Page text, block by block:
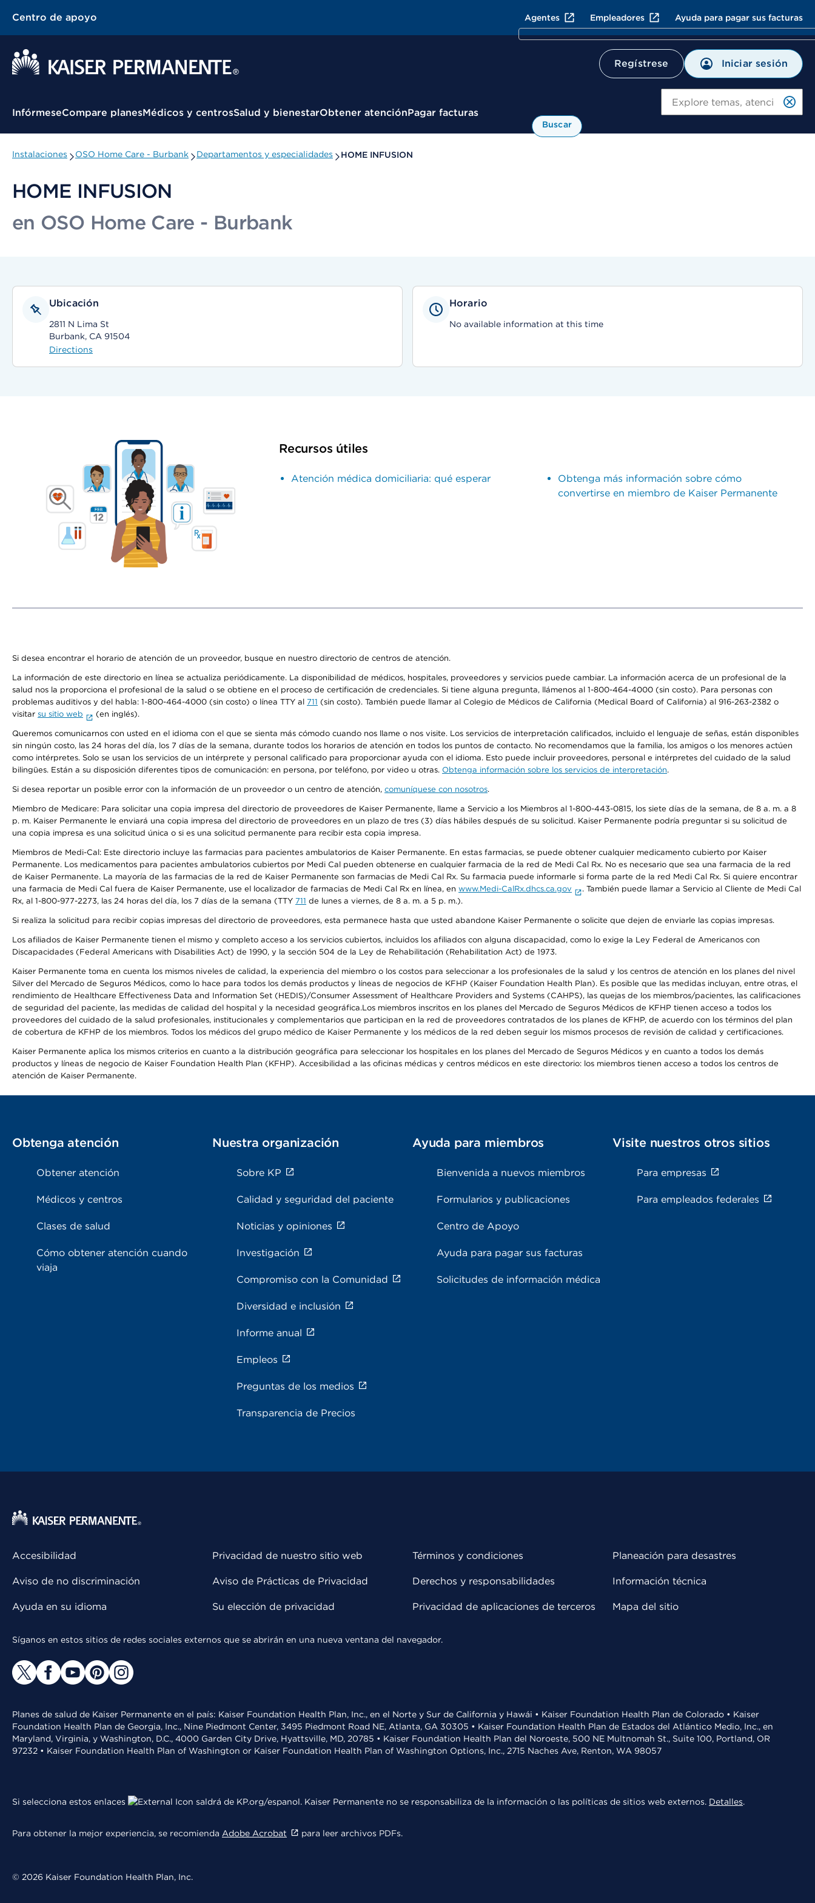
Centro de apoyo Agentes Empleadores Ayuda para pagar sus facturas
Regístrese Iniciar sesión
Menú contextual
InfórmeseCompare planesMédicos y centrosSalud y bienestarObtener atenciónPagar facturas
Buscar
Instalaciones OSO Home Care - Burbank Departamentos y especialidades HOME INFUSION
HOME INFUSION
en OSO Home Care - Burbank
Ubicación
2811 N Lima St
Burbank, CA 91504
Directions
Horario
No available information at this time
Recursos útiles
Atención médica domiciliaria: qué esperar
Obtenga más información sobre cómo
convertirse en miembro de Kaiser Permanente
Si desea encontrar el horario de atención de un proveedor, busque en nuestro directorio de centros de atención.
La información de este directorio en línea se actualiza periódicamente. La disponibilidad de médicos, hospitales, proveedores y servicios puede cambiar. La información acerca de un profesional de la
salud nos la proporciona el profesional de la salud o se obtiene en el proceso de certificación de credenciales. Si tiene alguna pregunta, llámenos al 1-800-464-4000 (sin costo). Para personas con
problemas auditivos y del habla: 1-800-464-4000 (sin costo) o línea TTY al 711 (sin costo). También puede llamar al Colegio de Médicos de California (Medical Board of California) al 916-263-2382 o
visitar su sitio web (en inglés).
Queremos comunicarnos con usted en el idioma con el que se sienta más cómodo cuando nos llame o nos visite. Los servicios de interpretación calificados, incluido el lenguaje de señas, están disponibles
sin ningún costo, las 24 horas del día, los 7 días de la semana, durante todos los horarios de atención en todos los puntos de contacto. No recomendamos que la familia, los amigos o los menores actúen
como intérpretes. Solo se usan los servicios de un intérprete y personal calificado para proporcionar ayuda con el idioma. Esto puede incluir proveedores, personal e intérpretes del cuidado de la salud
bilingües. Están a su disposición diferentes tipos de comunicación: en persona, por teléfono, por video u otras. Obtenga información sobre los servicios de interpretación.
Si desea reportar un posible error con la información de un proveedor o un centro de atención, comuníquese con nosotros.
Miembro de Medicare: Para solicitar una copia impresa del directorio de proveedores de Kaiser Permanente, llame a Servicio a los Miembros al 1-800-443-0815, los siete días de la semana, de 8 a. m. a 8
p. m. Kaiser Permanente le enviará una copia impresa del directorio de proveedores en un plazo de tres (3) días hábiles después de su solicitud. Kaiser Permanente podría preguntar si su solicitud de
una copia impresa es una solicitud única o si es una solicitud permanente para recibir esta copia impresa.
Miembros de Medi-Cal: Este directorio incluye las farmacias para pacientes ambulatorios de Kaiser Permanente. En estas farmacias, se puede obtener cualquier medicamento cubierto por Kaiser
Permanente. Los medicamentos para pacientes ambulatorios cubiertos por Medi Cal pueden obtenerse en cualquier farmacia de la red de Medi Cal Rx. No es necesario que sea una farmacia de la red
de Kaiser Permanente. La mayoría de las farmacias de la red de Kaiser Permanente son farmacias de Medi Cal Rx. Su farmacia puede informarle si forma parte de la red Medi Cal Rx. Si quiere encontrar
una farmacia de Medi Cal fuera de Kaiser Permanente, use el localizador de farmacias de Medi Cal Rx en línea, en www.Medi-CalRx.dhcs.ca.gov
. También puede llamar a Servicio al Cliente de Medi Cal
Rx, al 1-800-977-2273, las 24 horas del día, los 7 días de la semana (TTY 711 de lunes a viernes, de 8 a. m. a 5 p. m.).
Si realiza la solicitud para recibir copias impresas del directorio de proveedores, esta permanece hasta que usted abandone Kaiser Permanente o solicite que dejen de enviarle las copias impresas.
Los afiliados de Kaiser Permanente tienen el mismo y completo acceso a los servicios cubiertos, incluidos los afiliados con alguna discapacidad, como lo exige la Ley Federal de Americanos con
Discapacidades (Federal Americans with Disabilities Act) de 1990, y la sección 504 de la Ley de Rehabilitación (Rehabilitation Act) de 1973.
Kaiser Permanente toma en cuenta los mismos niveles de calidad, la experiencia del miembro o los costos para seleccionar a los profesionales de la salud y los centros de atención en los planes del nivel
Silver del Mercado de Seguros Médicos, como lo hace para todos los demás productos y líneas de negocios de KFHP (Kaiser Foundation Health Plan). Es posible que las medidas incluyan, entre otras, el
rendimiento de Healthcare Effectiveness Data and Information Set (HEDIS)/Consumer Assessment of Healthcare Providers and Systems (CAHPS), las quejas de los miembros/pacientes, las calificaciones
de seguridad del paciente, las medidas de calidad del hospital y la necesidad geográfica.Los miembros inscritos en los planes del Mercado de Seguros Médicos de KFHP tienen acceso a todos los
proveedores del cuidado de la salud profesionales, institucionales y complementarios que participan en la red de proveedores contratados de los planes de KFHP, de acuerdo con los términos del plan
de cobertura de KFHP de los miembros. Todos los médicos del grupo médico de Kaiser Permanente y los médicos de la red deben seguir los mismos procesos de revisión de calidad y certificaciones.
Kaiser Permanente aplica los mismos criterios en cuanto a la distribución geográfica para seleccionar los hospitales en los planes del Mercado de Seguros Médicos y en cuanto a todos los demás
productos y líneas de negocio de Kaiser Foundation Health Plan (KFHP). Accesibilidad a las oficinas médicas y centros médicos en este directorio: los miembros tienen acceso a todos los centros de
atención de Kaiser Permanente.
Obtenga atención
Obtener atención
Médicos y centros
Clases de salud
Cómo obtener atención cuando
viaja
Nuestra organización
Sobre KP
Calidad y seguridad del paciente
Noticias y opiniones
Investigación
Compromiso con la Comunidad
Diversidad e inclusión
Informe anual
Empleos
Preguntas de los medios
Transparencia de Precios
Ayuda para miembros
Bienvenida a nuevos miembros
Formularios y publicaciones
Centro de Apoyo
Ayuda para pagar sus facturas
Solicitudes de información médica
Visite nuestros otros sitios
Para empresas
Para empleados federales
Accesibilidad
Aviso de no discriminación
Ayuda en su idioma
Privacidad de nuestro sitio web
Aviso de Prácticas de Privacidad
Su elección de privacidad
Términos y condiciones
Derechos y responsabilidades
Privacidad de aplicaciones de terceros
Planeación para desastres
Información técnica
Mapa del sitio
Síganos en estos sitios de redes sociales externos que se abrirán en una nueva ventana del navegador.
Planes de salud de Kaiser Permanente en el país: Kaiser Foundation Health Plan, Inc., en el Norte y Sur de California y Hawái • Kaiser Foundation Health Plan de Colorado • Kaiser
Foundation Health Plan de Georgia, Inc., Nine Piedmont Center, 3495 Piedmont Road NE, Atlanta, GA 30305 • Kaiser Foundation Health Plan de Estados del Atlántico Medio, Inc., en
Maryland, Virginia, y Washington, D.C., 4000 Garden City Drive, Hyattsville, MD, 20785 • Kaiser Foundation Health Plan del Noroeste, 500 NE Multnomah St., Suite 100, Portland, OR
97232 • Kaiser Foundation Health Plan of Washington or Kaiser Foundation Health Plan of Washington Options, Inc., 2715 Naches Ave, Renton, WA 98057
Si selecciona estos enlaces saldrá de KP.org/espanol. Kaiser Permanente no se responsabiliza de la información o las políticas de sitios web externos. Detalles.
Para obtener la mejor experiencia, se recomienda Adobe Acrobat para leer archivos PDFs.
© 2026 Kaiser Foundation Health Plan, Inc.